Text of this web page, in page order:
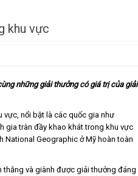
khu vực
những giải thưởng có giá trị của giải
vực, nổi bật là các quốc gia như
gia tràn đầy khao khát trong khu vực
National Geographic ở Mỹ hoàn toàn
thắng và giành được giải thưởng đáng